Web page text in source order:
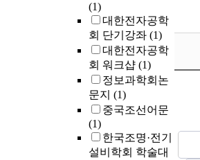
(1)
대한전자공학
회 단기강좌 (1)
대한전자공학
회 워크샵 (1)
정보과학회논
문지 (1)
중국조선어문
(1)
한국조명·전기
설비학회 학술대